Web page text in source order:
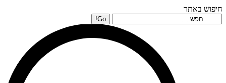
חיפוש באתר
Search: